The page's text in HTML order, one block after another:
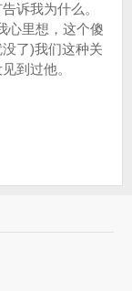
诉我为什么。
心里想，这个傻
了)我们这种关
到过他。